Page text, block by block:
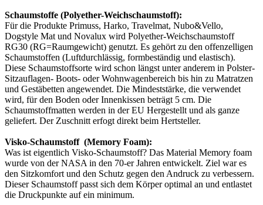
Schaumstoffe (Polyether-Weichschaumstoff):
Für die Produkte Primuss, Harko, Travelmat, Nubo&Vello,
Dogstyle Mat und Novalux wird Polyether-Weichschaumstoff
RG30 (RG=Raumgewicht) genutzt. Es gehört zu den offenzelligen
Schaumstoffen (Luftdurchlässig, formbeständig und elastisch).
Diese Schaumstoffsorte wird schon längst unter anderem in Polster-
Sitzauflagen- Boots- oder Wohnwagenbereich bis hin zu Matratzen
und Gestäbetten angewendet. Die Mindeststärke, die verwendet
wird, für den Boden oder Innenkissen beträgt 5 cm. Die
Schaumstoffmatten werden in der EU Hergestellt und als ganze
geliefert. Der Zuschnitt erfogt direkt beim Hertsteller.
Visko-Schaumstoff (Memory Foam):
Was ist eigentlich Visko-Schaumstoff? Das Material Memory foam
wurde von der NASA in den 70-er Jahren entwickelt. Ziel war es
den Sitzkomfort und den Schutz gegen den Andruck zu verbessern.
Dieser Schaumstoff passt sich dem Körper optimal an und entlastet
die Druckpunkte auf ein minimum.